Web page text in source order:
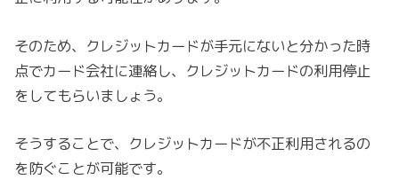
そのため、クレジットカードが手元にないと分かった時
点でカード会社に連絡し、クレジットカードの利用停止
をしてもらいましょう。
そうすることで、クレジットカードが不正利用されるの
を防ぐことが可能です。